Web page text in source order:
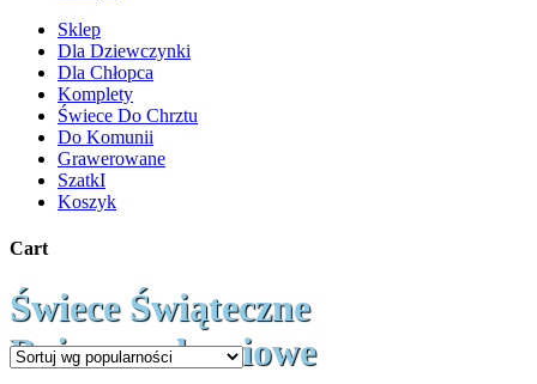
Sklep
Dla Dziewczynki
Dla Chłopca
Komplety
Świece Do Chrztu
Do Komunii
Grawerowane
SzatkI
Koszyk
Cart
Close
Cart
Świece Świąteczne
Bożonarodzeniowe